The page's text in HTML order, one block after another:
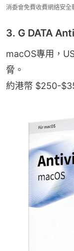
消委會免費收費網絡安
3. G DATA
macOS專用，
脅。
約港幣 $250-